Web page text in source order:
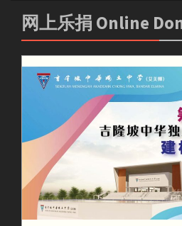
网上乐捐 Online